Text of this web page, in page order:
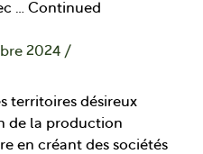
… Continued
2024 /
territoires désireux
de la production
en créant des sociétés